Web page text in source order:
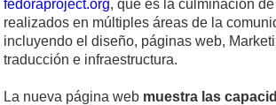
fedoraproject.org, que es la culminación
realizados en múltiples áreas de la
incluyendo el diseño, páginas web,
traducción e infraestructura.
La nueva página web muestra las